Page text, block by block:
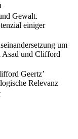
Gewalt.
einiger
um
Asad und Clifford
Geertz’
Relevanz